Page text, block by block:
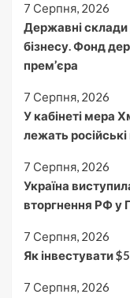
7 Серпня, 2026
Державні
бізнесу. Фонд
прем’єра
7 Серпня, 2026
У кабінеті мера
лежать
7 Серпня, 2026
Україна
вторгнення РФ у
7 Серпня, 2026
Як інвестувати
7 Серпня, 2026